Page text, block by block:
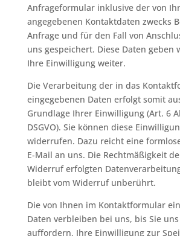
Anfrageformular inklusive der von
angegebenen Kontaktdaten zwecks
Anfrage und für den Fall von
uns gespeichert. Diese Daten geben
Ihre Einwilligung weiter.
Die Verarbeitung der in das
eingegebenen Daten erfolgt somit
Grundlage Ihrer Einwilligung (Art. 6
DSGVO). Sie können diese
widerrufen. Dazu reicht eine
E-Mail an uns. Die Rechtmäßigkeit
Widerruf erfolgten
bleibt vom Widerruf unberührt.
Die von Ihnen im Kontaktformular
Daten verbleiben bei uns, bis Sie
auffordern, Ihre Einwilligung zur